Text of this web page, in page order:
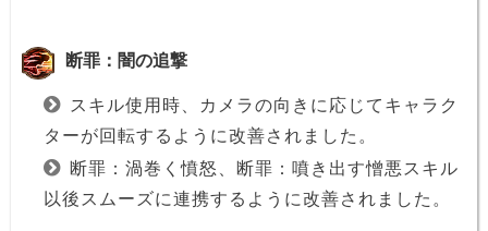
断罪：闇の追撃
スキル使用時、カメラの向きに応じてキャラク
ターが回転するように改善されました。
断罪：渦巻く憤怒、断罪：噴き出す憎悪スキル
以後スムーズに連携するように改善されました。